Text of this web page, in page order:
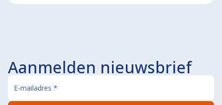
Aanmelden nieuwsbrief